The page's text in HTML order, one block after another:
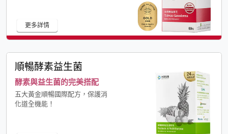
更多詳情
順暢酵素益生菌
酵素與益生菌的完美搭配
五大黃金順暢國際配方，保護消
化道全機能！